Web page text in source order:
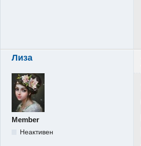
Лиза
Member
Неактивен